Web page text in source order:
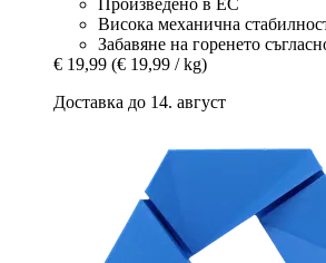
Висока механична
Забавяне на горенето
€ 19,99 (€ 19,99 / kg)
Доставка до 14. август